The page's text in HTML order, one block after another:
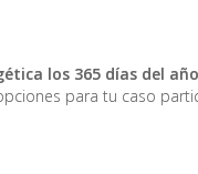
los 365 días del año
para tu caso